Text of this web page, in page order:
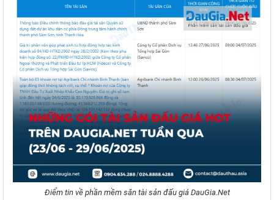
Điểm tin về phần mềm săn tài sản đấu giá DauGia.Net